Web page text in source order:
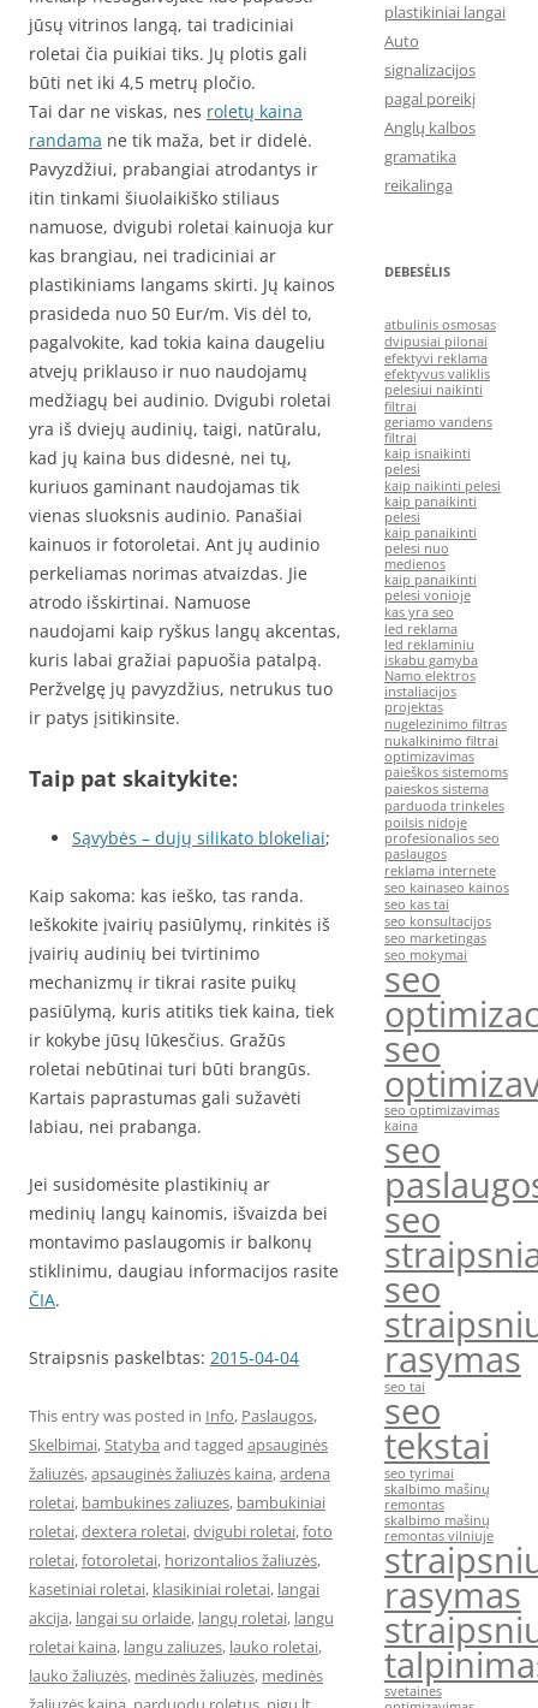
jūsų vitrinos langą, tai tradiciniai
roletai čia puikiai tiks. Jų plotis gali
būti net iki 4,5 metrų pločio.
Tai dar ne viskas, nes roletų kaina
randama ne tik maža, bet ir didelė.
Pavyzdžiui, prabangiai atrodantys ir
itin tinkami šiuolaikiško stiliaus
namuose, dvigubi roletai kainuoja kur
kas brangiau, nei tradiciniai ar
plastikiniams langams skirti. Jų kainos
prasideda nuo 50 Eur/m. Vis dėl to,
pagalvokite, kad tokia kaina daugeliu
atvejų priklauso ir nuo naudojamų
medžiagų bei audinio. Dvigubi roletai
yra iš dviejų audinių, taigi, natūralu,
kad jų kaina bus didesnė, nei tų,
kuriuos gaminant naudojamas tik
vienas sluoksnis audinio. Panašiai
kainuos ir fotoroletai. Ant jų audinio
perkeliamas norimas atvaizdas. Jie
atrodo išskirtinai. Namuose
naudojami kaip ryškus langų akcentas,
kuris labai gražiai papuošia patalpą.
Peržvelgę jų pavyzdžius, netrukus tuo
ir patys įsitikinsite.
Taip pat skaitykite:
Sąvybės – dujų silikato blokeliai;
Kaip sakoma: kas ieško, tas randa.
Ieškokite įvairių pasiūlymų, rinkitės iš
įvairių audinių bei tvirtinimo
mechanizmų ir tikrai rasite puikų
pasiūlymą, kuris atitiks tiek kaina, tiek
ir kokybe jūsų lūkesčius. Gražūs
roletai nebūtinai turi būti brangūs.
Kartais paprastumas gali sužavėti
labiau, nei prabanga.
Jei susidomėsite plastikinių ar
medinių langų kainomis, išvaizda bei
montavimo paslaugomis ir balkonų
stiklinimu, daugiau informacijos rasite
ČIA.
Straipsnis paskelbtas: 2015-04-04
This entry was posted in Info, Paslaugos,
Skelbimai,Statyba and tagged apsauginės
žaliuzės,apsauginės žaliuzės kaina,ardena
roletai, bambukines zaliuzes, bambukiniai
roletai,dextera roletai,dvigubi roletai,foto
roletai,fotoroletai, horizontalios žaliuzės,
kasetiniai roletai, klasikiniai roletai, langai
akcija, langai su orlaide, langų roletai, langu
roletai kaina, langu zaliuzes, lauko roletai,
lauko žaliuzės, medinės žaliuzės, medinės
plastikiniai langai
Auto
signalizacijos
pagal poreikį
Anglų kalbos
gramatika
reikalinga
DEBESĖLIS
atbulinis osmosas
dvipusiai pilonai
efektyvi reklama
efektyvus valiklis
pelesiui naikinti
filtrai
geriamo vandens
filtrai
kaip isnaikinti
pelesi
kaip naikinti pelesi
kaip panaikinti
pelesi
kaip panaikinti
pelesi nuo
medienos
kaip panaikinti
pelesi vonioje
kas yra seo
led reklama
led reklaminiu
iskabu gamyba
Namo elektros
instaliacijos
projektas
nugelezinimo filtras
nukalkinimo filtrai
optimizavimas
paieškos sistemoms
paieskos sistema
parduoda trinkeles
poilsis nidoje
profesionalios seo
paslaugos
reklama internete
seo kainaseo kainos
seo kas tai
seo konsultacijos
seo marketingas
seo mokymai
seo
seo
seo optimizavimas
kaina
seo
seo
seo
rasymas
seo tai
seo
tekstai
seo tyrimai
skalbimo mašinų
remontas
skalbimo mašinų
remontas vilniuje
rasymas
svetaines